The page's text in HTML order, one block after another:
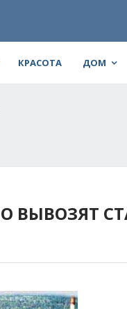
КРАСОТА ДОМ
ВЫВОЗЯТ